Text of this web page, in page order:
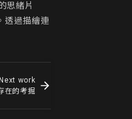
思緒片
透過描繪連
Next work
在的考掘